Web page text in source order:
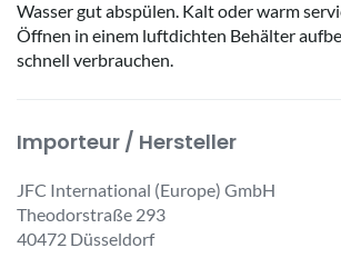
Wasser gut abspülen. Kalt oder warm
Öffnen in einem luftdichten Behälter
schnell verbrauchen.
Importeur / Hersteller
JFC International (Europe) GmbH
Theodorstraße 293
40472 Düsseldorf